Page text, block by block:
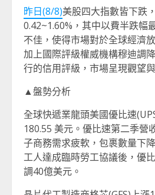
昨日(8/8)美股四大指數皆下跌
0.42~1.60%，其中以費半跌幅
不佳，使得市場對於全球經濟
加上國際評級權威機構穆迪調
行的信用評級，市場呈現觀望
▲盤勢分析
全球快遞業龍頭美國優比速
180.55 美元。優比速第二季營
子商務需求疲軟，包裹數量下
工人達成臨時勞工協議後，優
調40億美元。